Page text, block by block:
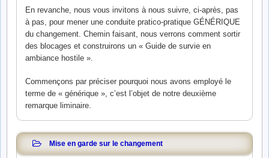
En revanche, nous vous invitons à nous suivre, ci-après, pas
à pas, pour mener une conduite pratico-pratique GÉNÉRIQUE
du changement. Chemin faisant, nous verrons comment sortir
des blocages et construirons un « Guide de survie en
ambiance hostile ».
Commençons par préciser pourquoi nous avons employé le
terme de « générique », c’est l’objet de notre deuxième
remarque liminaire.
Mise en garde sur le changement